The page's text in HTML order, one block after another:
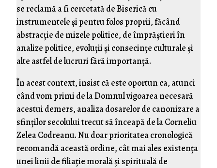
se reclamă a fi cercetată de Biserică cu
instrumentele şi pentru folos proprii, făcând
abstracţie de mizele politice, de împrăştieri în
analize politice, evoluţii şi consecinţe culturale şi
alte astfel de lucruri fără importanţă.
În acest context, insist că este oportun ca, atunci
când vom primi de la Domnul vigoarea necesară
acestui demers, analiza dosarelor de canonizare a
sfinţilor secolului trecut să înceapă de la Corneliu
Zelea Codreanu. Nu doar prioritatea cronologică
recomandă această ordine, cât mai ales existenţa
unei linii de filiaţie morală şi spirituală de